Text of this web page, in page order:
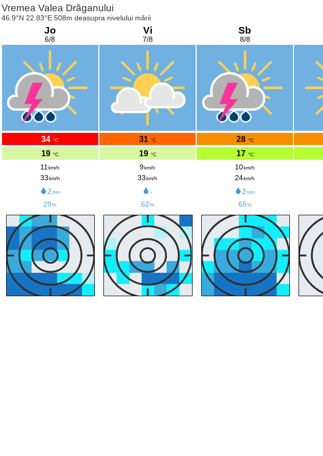
Vremea Valea Drăganului
46.9°N 22.83°E 508m deasupra nivelului mării
Jo
6/8
34 °C
19 °C
11 km/h
33km/h
2mm
29 %
Vi
7/8
31 °C
19 °C
9km/h
33km/h
-
62%
Sb
8/8
28 °C
17 °C
10km/h
24km/h
2 mm
65%